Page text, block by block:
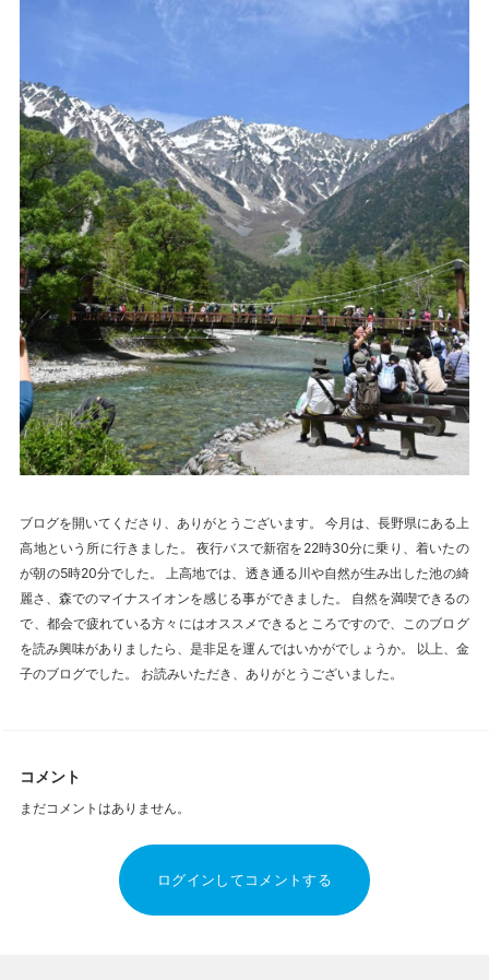
ブログを開いてくださり、ありがとうございます。 今月は、長野県にある上
高地という所に行きました。 夜行バスで新宿を22時30分に乗り、着いたの
が朝の5時20分でした。 上高地では、透き通る川や自然が生み出した池の綺
麗さ、森でのマイナスイオンを感じる事ができました。 自然を満喫できるの
で、都会で疲れている方々にはオススメできるところですので、このブログ
を読み興味がありましたら、是非足を運んではいかがでしょうか。 以上、金
子のブログでした。 お読みいただき、ありがとうございました。
コメント
まだコメントはありません。
ログインしてコメントする